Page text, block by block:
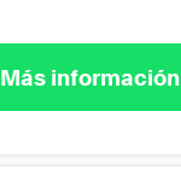
Más información